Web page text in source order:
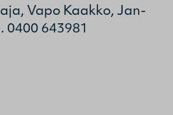
Vapo Kaakko, Jan-
0400 643981